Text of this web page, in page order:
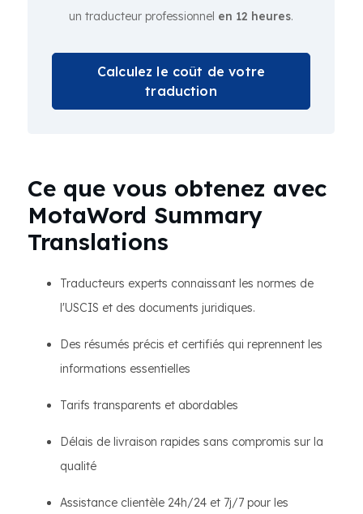
un traducteur professionnel en 12 heures.
Calculez le coût de votre
traduction
Ce que vous obtenez avec
MotaWord Summary
Translations
Traducteurs experts connaissant les normes de
l'USCIS et des documents juridiques.
Des résumés précis et certifiés qui reprennent les
informations essentielles
Tarifs transparents et abordables
Délais de livraison rapides sans compromis sur la
qualité
Assistance clientèle 24h/24 et 7j/7 pour les